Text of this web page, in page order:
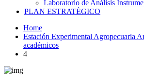
Laboratorio de Análisis
PLAN ESTRATÉGICO
Home
Estación Experimental Agropecuaria
académicos
4